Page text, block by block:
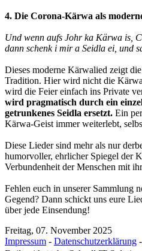
4. Die Corona-Kärwa als
Und wenn aufs Johr ka Kärwa is,
dann schenk i mir a Seidla ei, und
Dieses moderne Kärwalied zeigt
Tradition. Hier wird nicht die
wird die Feier einfach ins Private
wird pragmatisch durch ein
getrunkenes Seidla ersetzt. Ein
Kärwa-Geist immer weiterlebt,
Diese Lieder sind mehr als nur
humorvoller, ehrlicher Spiegel der
Verbundenheit der Menschen mit
Fehlen euch in unserer Sammlung
Gegend? Dann schickt uns eure
über jede Einsendung!
Freitag, 07. November 2025
Impressum - Datenschutzerklärung -